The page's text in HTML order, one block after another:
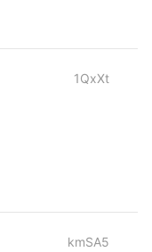
1QxXt
kmSA5